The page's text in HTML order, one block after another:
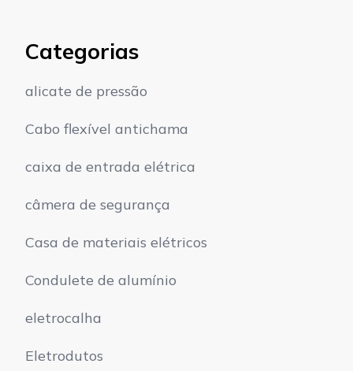
Categorias
alicate de pressão
Cabo flexível antichama
caixa de entrada elétrica
câmera de segurança
Casa de materiais elétricos
Condulete de alumínio
eletrocalha
Eletrodutos